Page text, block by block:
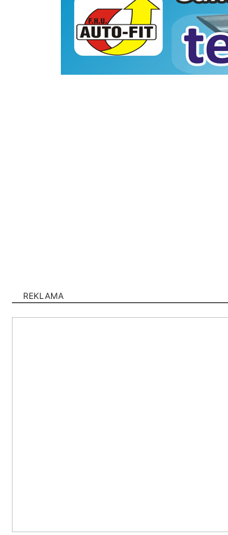
REKLAMA